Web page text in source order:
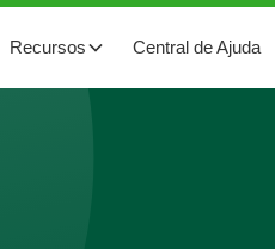
Recursos Central de Ajuda